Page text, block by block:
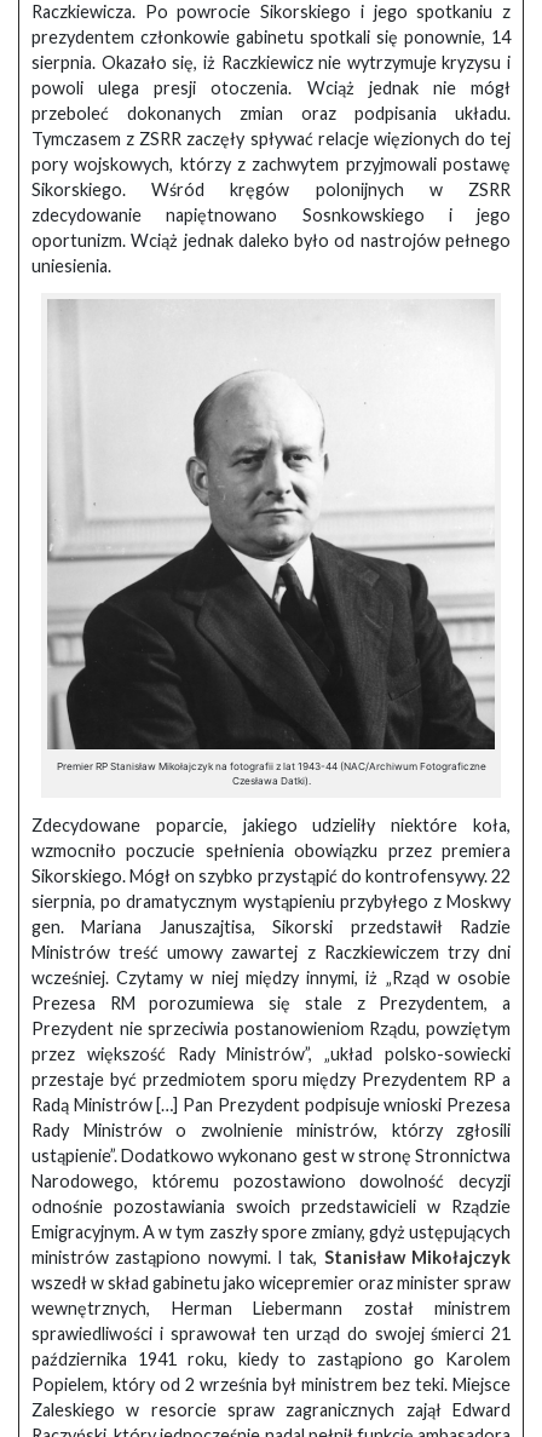
Raczkiewicza. Po powrocie Sikorskiego i jego spotkaniu z
prezydentem członkowie gabinetu spotkali się ponownie, 14
sierpnia. Okazało się, iż Raczkiewicz nie wytrzymuje kryzysu i
powoli ulega presji otoczenia. Wciąż jednak nie mógł
przeboleć dokonanych zmian oraz podpisania układu.
Tymczasem z ZSRR zaczęły spływać relacje więzionych do tej
pory wojskowych, którzy z zachwytem przyjmowali postawę
Sikorskiego. Wśród kręgów polonijnych w ZSRR
zdecydowanie napiętnowano Sosnkowskiego i jego
oportunizm. Wciąż jednak daleko było od nastrojów pełnego
uniesienia.
Premier RP Stanisław Mikołajczyk na fotografii z lat 1943-44 (NAC/Archiwum Fotograficzne
Czesława Datki).
Zdecydowane poparcie, jakiego udzieliły niektóre koła,
wzmocniło poczucie spełnienia obowiązku przez premiera
Sikorskiego. Mógł on szybko przystąpić do kontrofensywy. 22
sierpnia, po dramatycznym wystąpieniu przybyłego z Moskwy
gen. Mariana Januszajtisa, Sikorski przedstawił Radzie
Ministrów treść umowy zawartej z Raczkiewiczem trzy dni
wcześniej. Czytamy w niej między innymi, iż „Rząd w osobie
Prezesa RM porozumiewa się stale z Prezydentem, a
Prezydent nie sprzeciwia postanowieniom Rządu, powziętym
przez większość Rady Ministrów”, „układ polsko-sowiecki
przestaje być przedmiotem sporu między Prezydentem RP a
Radą Ministrów […] Pan Prezydent podpisuje wnioski Prezesa
Rady Ministrów o zwolnienie ministrów, którzy zgłosili
ustąpienie”. Dodatkowo wykonano gest w stronę Stronnictwa
Narodowego, któremu pozostawiono dowolność decyzji
odnośnie pozostawiania swoich przedstawicieli w Rządzie
Emigracyjnym. A w tym zaszły spore zmiany, gdyż ustępujących
ministrów zastąpiono nowymi. I tak, Stanisław Mikołajczyk
wszedł w skład gabinetu jako wicepremier oraz minister spraw
wewnętrznych, Herman Liebermann został ministrem
sprawiedliwości i sprawował ten urząd do swojej śmierci 21
października 1941 roku, kiedy to zastąpiono go Karolem
Popielem, który od 2 września był ministrem bez teki. Miejsce
Zaleskiego w resorcie spraw zagranicznych zajął Edward